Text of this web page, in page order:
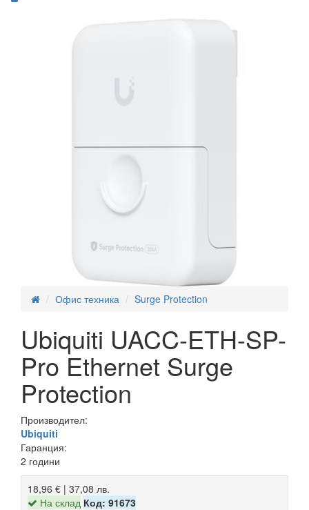
Офис техника Surge Protection
Ubiquiti UACC-ETH-SP-
Pro Ethernet Surge
Protection
Производител:
Ubiquiti
Гаранция:
2 години
18,96 € | 37,08 лв.
На склад Код: 91673